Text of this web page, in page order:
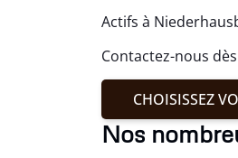
Actifs à
Contactez-nous
CHOISISSEZ
Nos